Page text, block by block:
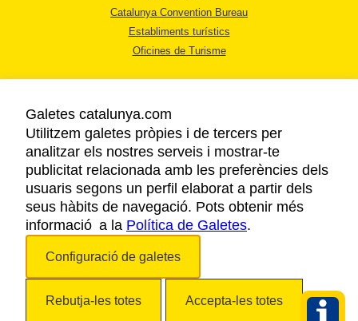
Catalunya Convention Bureau
Establiments turístics
Oficines de Turisme
AVÍS LEGAL
POLÍTICA DE PRIVACITAT
COOKIES
ACCESSIBILITAT
Galetes catalunya.com
Utilitzem galetes pròpies i de tercers per
analitzar els nostres serveis i mostrar-te
publicitat relacionada amb les preferències dels
usuaris segons un perfil elaborat a partir dels
seus hàbits de navegació. Pots obtenir més
informació a la Política de Galetes.
Configuració de galetes
Rebutja-les totes Accepta-les totes